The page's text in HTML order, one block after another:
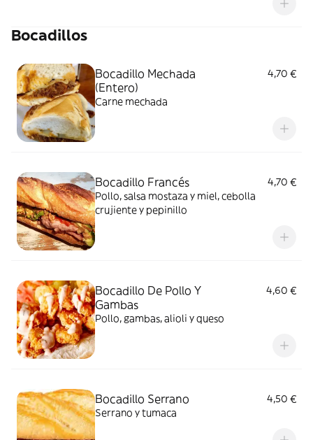
Bocadillos
Bocadillo Mechada
(Entero)
4,70 €
Carne mechada
Bocadillo Francés
4,70 €
Pollo, salsa mostaza y miel, cebolla
crujiente y pepinillo
Bocadillo De Pollo Y
Gambas
4,60 €
Pollo, gambas, alioli y queso
Bocadillo Serrano
4,50 €
Serrano y tumaca